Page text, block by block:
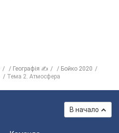
Географія ✍
Бойко 2020
Тема 2. Атмосфера
В начало